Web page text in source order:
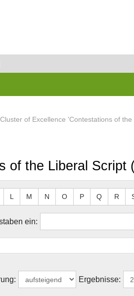
Cluster of Excellence 'Contestations of
the Liberal Script
L M N O P Q R
ein:
Ergebnisse: